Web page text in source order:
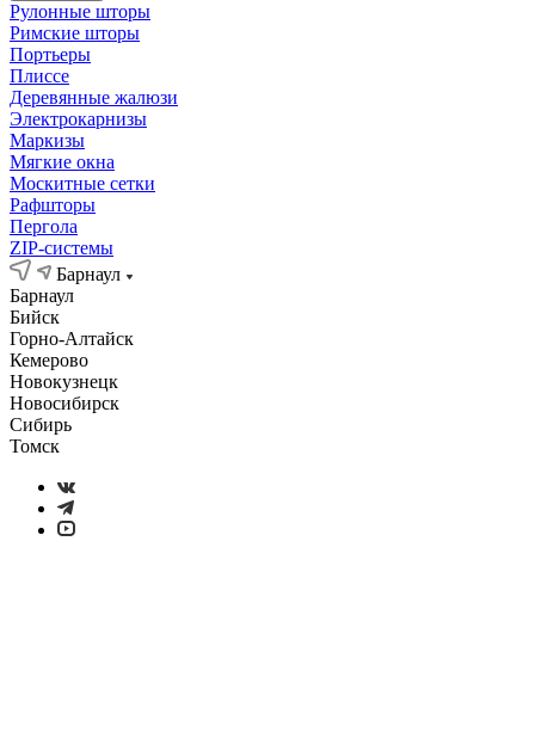
Рулонные шторы
Римские шторы
Портьеры
Плиссе
Деревянные жалюзи
Электрокарнизы
Маркизы
Мягкие окна
Москитные сетки
Рафшторы
Пергола
ZIP-системы
Барнаул
Барнаул
Бийск
Горно-Алтайск
Кемерово
Новокузнецк
Новосибирск
Сибирь
Томск